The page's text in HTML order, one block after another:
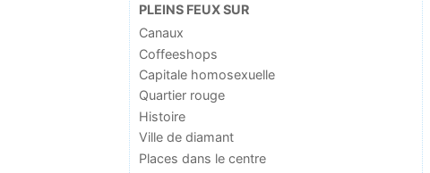
PLEINS FEUX SUR
Canaux
Coffeeshops
Capitale homosexuelle
Quartier rouge
Histoire
Ville de diamant
Places dans le centre